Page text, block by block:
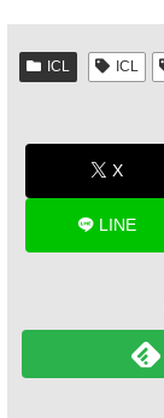
ICL ICL
X
LINE